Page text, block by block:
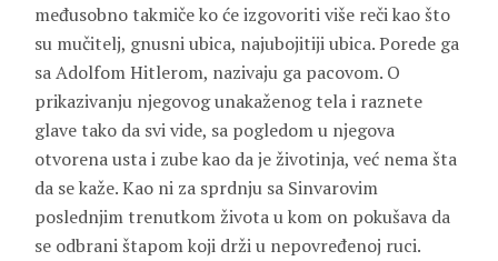
međusobno takmiče ko će izgovoriti više reči kao što
su mučitelj, gnusni ubica, najubojitiji ubica. Porede ga
sa Adolfom Hitlerom, nazivaju ga pacovom. O
prikazivanju njegovog unakaženog tela i raznete
glave tako da svi vide, sa pogledom u njegova
otvorena usta i zube kao da je životinja, već nema šta
da se kaže. Kao ni za sprdnju sa Sinvarovim
poslednjim trenutkom života u kom on pokušava da
se odbrani štapom koji drži u nepovređenoj ruci.